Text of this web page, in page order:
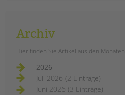
Archiv
Hier finden Sie Artikel aus den Monaten
2026
Juli 2026 (2 Einträge)
Juni 2026 (3 Einträge)